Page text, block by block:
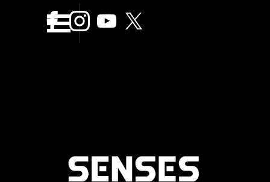
Saltar menÃº